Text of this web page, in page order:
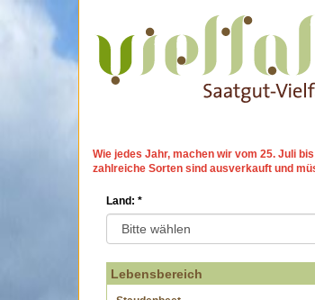
Wie jedes Jahr, machen wir vom 25. Juli
zahlreiche Sorten sind ausverkauft und
Land: *
Lebensbereich